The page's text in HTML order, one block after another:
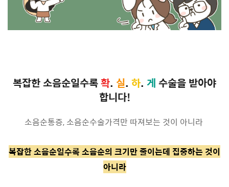
복잡한 소음순일수록확. 실. 하. 게수술을 받아야
합니다!
소음순통증, 소음순수술가격만 따져보는 것이 아니라
복잡한 소음순일수록 소음순의 크기만 줄이는데 집중하는 것이
아니라